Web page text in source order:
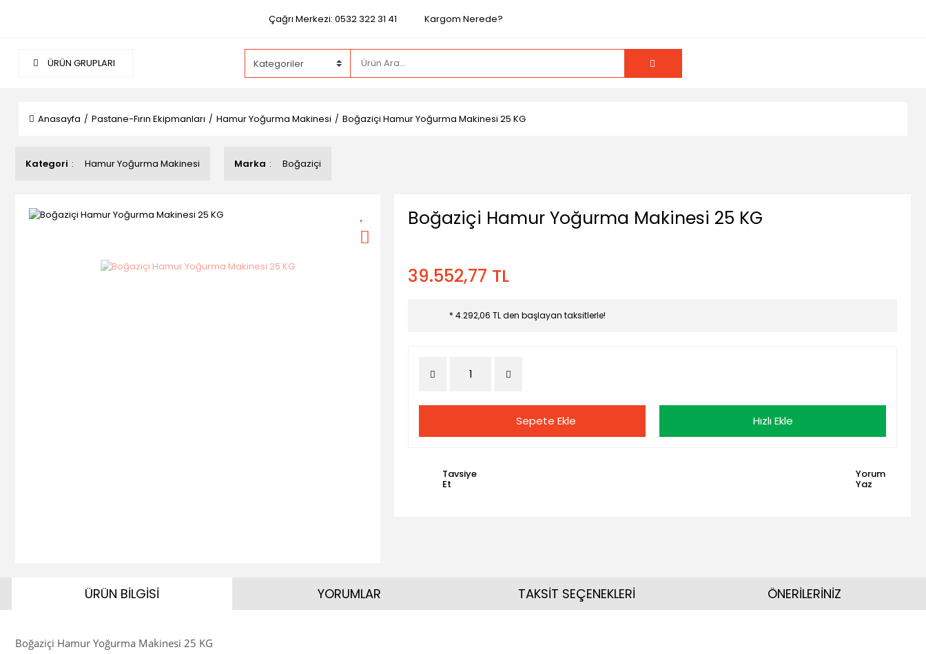
Çağrı Merkezi: 0532 322 31 41 Kargom Nerede?
ÜRÜN GRUPLARI
Anasayfa Pastane-Fırın Ekipmanları Hamur Yoğurma Makinesi Boğaziçi Hamur Yoğurma Makinesi 25 KG
Kategori Hamur Yoğurma Makinesi Marka Boğaziçi
Boğaziçi Hamur Yoğurma Makinesi 25 KG
39.552,77 TL
* 4.292,06 TL den başlayan taksitlerle!
Sepete Ekle Hızlı Ekle
Tavsiye
Et
Yorum
Yaz
ÜRÜN BİLGİSİ
Boğaziçi Hamur Yoğurma Makinesi 25 KG
YORUMLAR TAKSİT SEÇENEKLERİ ÖNERİLERİNİZ